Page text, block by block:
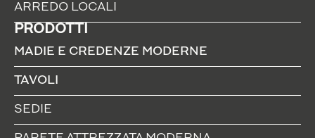
ARREDO LOCALI
PRODOTTI
MADIE E CREDENZE MODERNE
TAVOLI
SEDIE